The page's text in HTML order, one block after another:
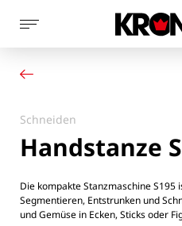
Seitennaviagtion
anzeigen
Unsere Lösungen
Aktuelles
Unternehmen
Kontakt
Schneiden
Handstanze
Die kompakte Stanzmaschine S195
Segmentieren, Entstrunken und
und Gemüse in Ecken, Sticks oder